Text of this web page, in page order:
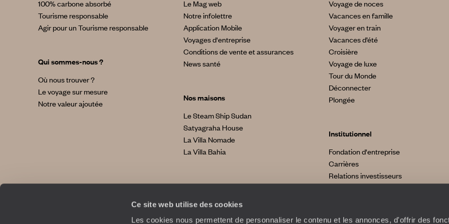
Ce site web utilise des cookies
Les cookies nous permettent de personnaliser le contenu et les annonces, d'offrir des
100% carbone absorbé
Tourisme responsable
Agir pour un Tourisme responsable
Qui sommes-nous ?
Où nous trouver ?
Le voyage sur mesure
Notre valeur ajoutée
Le Mag web
Notre infolettre
Application Mobile
Voyages d'entreprise
Conditions de vente et assurances
News santé
Nos maisons
Le Steam Ship Sudan
Satyagraha House
La Villa Nomade
La Villa Bahia
Voyage de noces
Vacances en famille
Voyager en train
Vacances d’été
Croisière
Voyage de luxe
Tour du Monde
Déconnecter
Plongée
Institutionnel
Fondation d'entreprise
Carrières
Relations investisseurs